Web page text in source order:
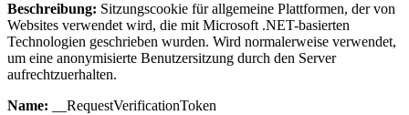
Beschreibung: Sitzungscookie für allgemeine Plattformen, der von
Websites verwendet wird, die mit Microsoft .NET-basierten
Technologien geschrieben wurden. Wird normalerweise verwendet,
um eine anonymisierte Benutzersitzung durch den Server
aufrechtzuerhalten.
Name: __RequestVerificationToken